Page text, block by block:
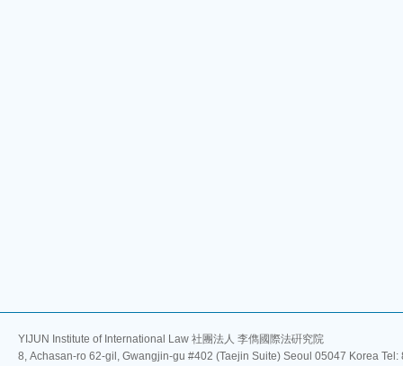
YIJUN Institute of International Law 社團法人 李儁國際法硏究院
8, Achasan-ro 62-gil, Gwangjin-gu #402 (Taejin Suite) Seoul 05047 Korea